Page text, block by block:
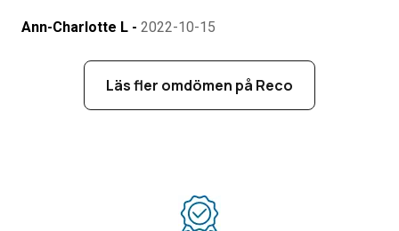
Ann-Charlotte L - 2022-10-15
Läs fler omdömen på Reco